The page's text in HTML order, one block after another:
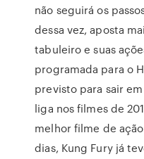
não seguirá os
dessa vez, aposta
tabuleiro e suas
programada para o
previsto para sair
liga nos filmes de
melhor filme de
dias, Kung Fury já